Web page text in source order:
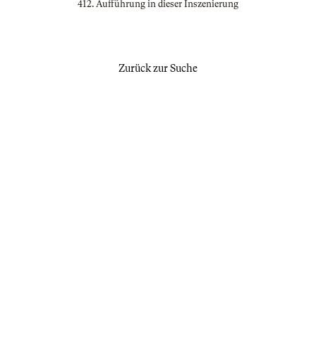
412. Aufführung in dieser Inszenierung
Zurück zur Suche